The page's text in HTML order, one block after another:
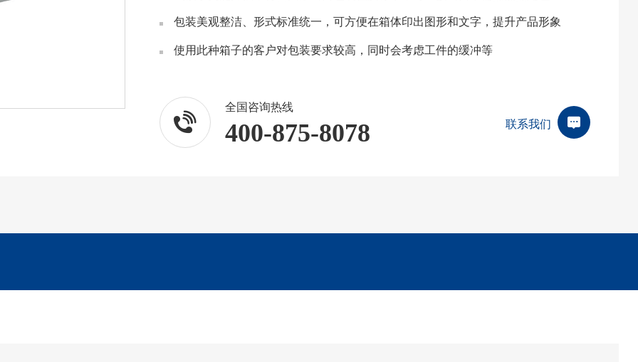
包装美观整洁、形式标准统一，可方便在箱体印出图形和文字，提升产品形象
使用此种箱子的客户对包装要求较高，同时会考虑工件的缓冲等
全国咨询热线
400-875-8078 联系我们